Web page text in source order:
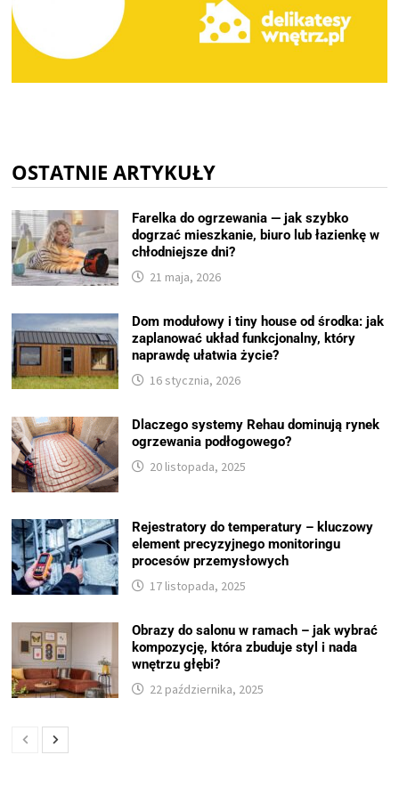
OSTATNIE ARTYKUŁY
Farelka do ogrzewania — jak szybko
dogrzać mieszkanie, biuro lub łazienkę w
chłodniejsze dni?
21 maja, 2026
Dom modułowy i tiny house od środka: jak
zaplanować układ funkcjonalny, który
naprawdę ułatwia życie?
16 stycznia, 2026
Dlaczego systemy Rehau dominują rynek
ogrzewania podłogowego?
20 listopada, 2025
Rejestratory do temperatury – kluczowy
element precyzyjnego monitoringu
procesów przemysłowych
17 listopada, 2025
Obrazy do salonu w ramach – jak wybrać
kompozycję, która zbuduje styl i nada
wnętrzu głębi?
22 października, 2025